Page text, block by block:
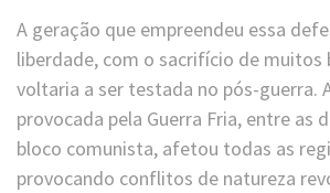
A geração que empreendeu essa
liberdade, com o sacrifício de muitos
voltaria a ser testada no pós-guerra.
provocada pela Guerra Fria, entre as
bloco comunista, afetou todas as
provocando conflitos de natureza